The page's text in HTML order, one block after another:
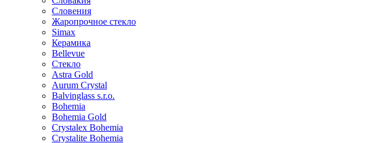
Словения
Жаропрочное стекло
Simax
Керамика
Bellevue
Стекло
Astra Gold
Aurum Crystal
Balvinglass s.r.o.
Bohemia
Bohemia Gold
Crystalex Bohemia
Crystalite Bohemia